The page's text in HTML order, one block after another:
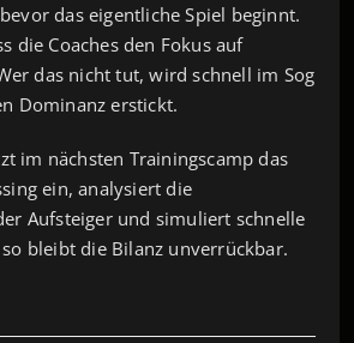
das eigentliche Spiel beginnt.
die Coaches den Fokus auf
das nicht tut, wird schnell im Sog
Dominanz erstickt.
im nächsten Trainingscamp das
ein, analysiert die
Aufsteiger und simuliert schnelle
bleibt die Bilanz unverrückbar.